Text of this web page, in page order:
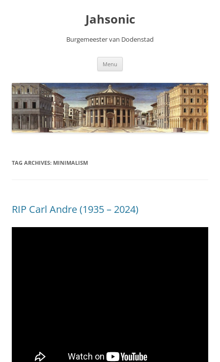
Jahsonic
Burgemeester van Dodenstad
Menu
TAG ARCHIVES: MINIMALISM
RIP Carl Andre (1935 – 2024)